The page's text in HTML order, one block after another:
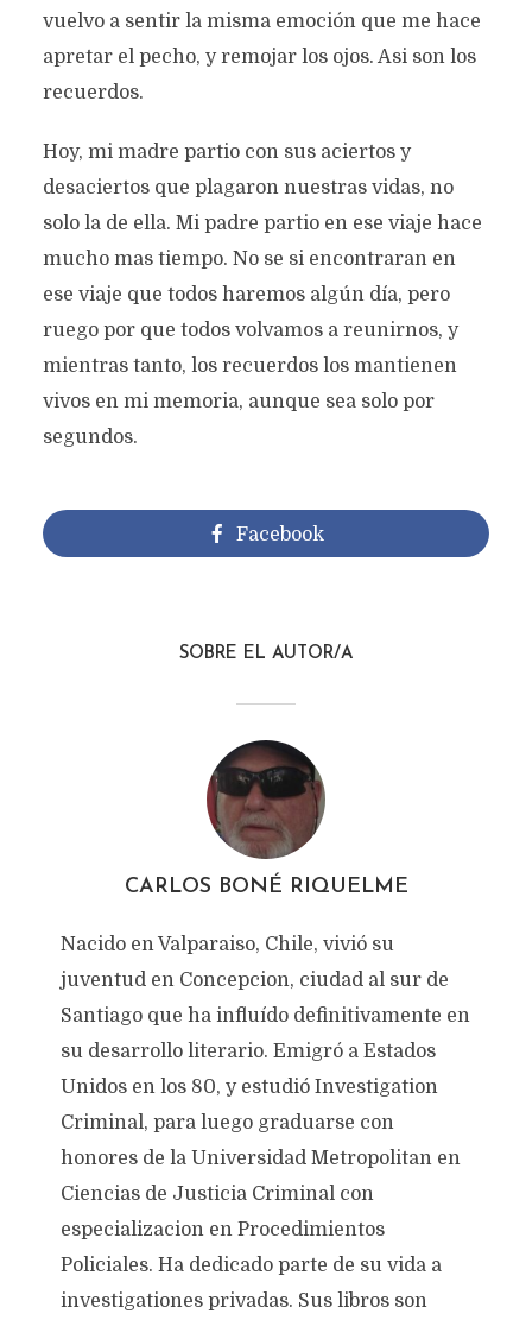
vuelvo a sentir la misma emoción que me hace
apretar el pecho, y remojar los ojos. Asi son los
recuerdos.
Hoy, mi madre partio con sus aciertos y
desaciertos que plagaron nuestras vidas, no
solo la de ella. Mi padre partio en ese viaje hace
mucho mas tiempo. No se si encontraran en
ese viaje que todos haremos algún día, pero
ruego por que todos volvamos a reunirnos, y
mientras tanto, los recuerdos los mantienen
vivos en mi memoria, aunque sea solo por
segundos.
Facebook
SOBRE EL AUTOR/A
CARLOS BONÉ RIQUELME
Nacido en Valparaiso, Chile, vivió su
juventud en Concepcion, ciudad al sur de
Santiago que ha influído definitivamente en
su desarrollo literario. Emigró a Estados
Unidos en los 80, y estudió Investigation
Criminal, para luego graduarse con
honores de la Universidad Metropolitan en
Ciencias de Justicia Criminal con
especializacion en Procedimientos
Policiales. Ha dedicado parte de su vida a
investigationes privadas. Sus libros son